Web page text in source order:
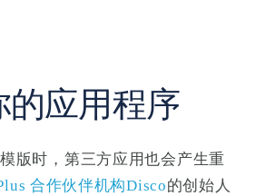
的应用程序
版时，第三方应用也会产生重
合作伙伴机构Disco的创始人